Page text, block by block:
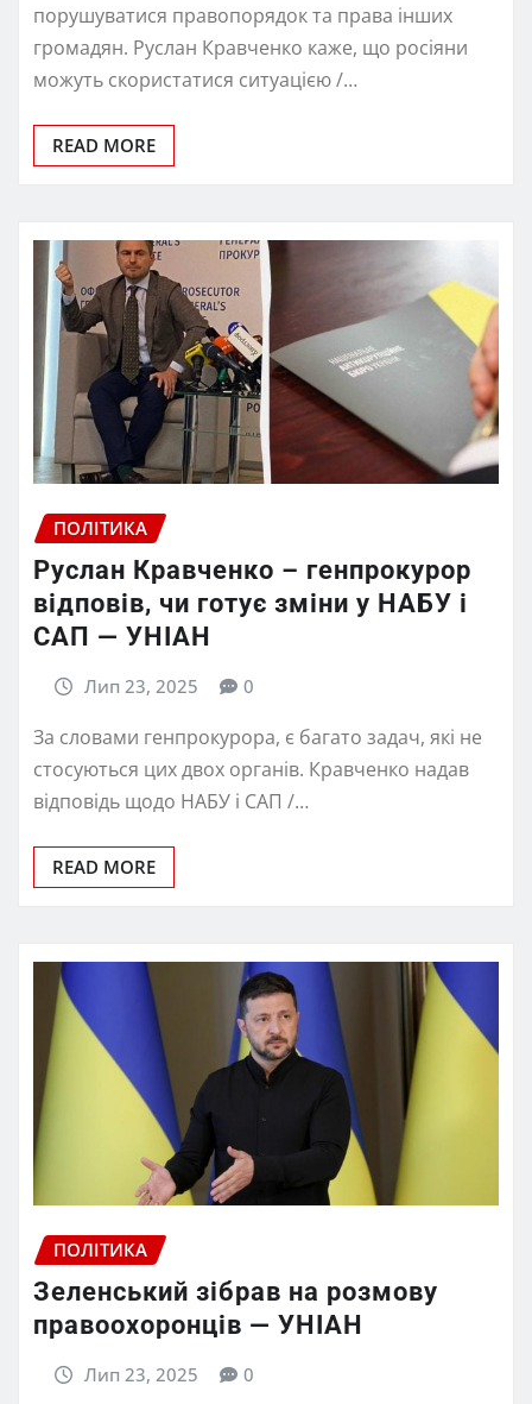
порушуватися правопорядок та права інших
громадян. Руслан Кравченко каже, що росіяни
можуть скористатися ситуацією /…
READ MORE
ПОЛІТИКА
Руслан Кравченко – генпрокурор
відповів, чи готує зміни у НАБУ і
САП — УНІАН
Лип 23, 2025 0
За словами генпрокурора, є багато задач, які не
стосуються цих двох органів. Кравченко надав
відповідь щодо НАБУ і САП /…
READ MORE
ПОЛІТИКА
Зеленський зібрав на розмову
правоохоронців — УНІАН
Лип 23, 2025 0